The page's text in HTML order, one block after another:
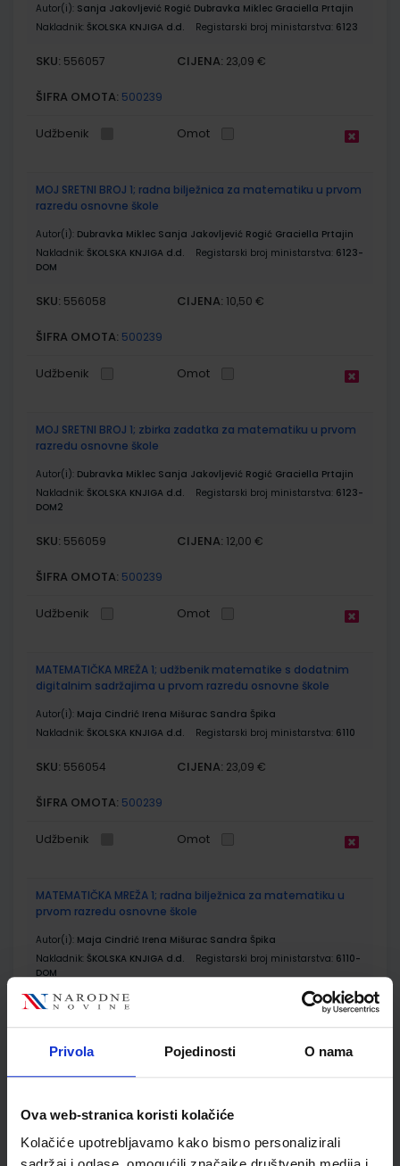
Privola Pojedinosti O nama
Ova web-stranica koristi kolačiće
Kolačiće upotrebljavamo kako bismo personalizirali
Autor(i): Sanja Jakovljević Rogić Dubravka Miklec Graciella Prtajin
Nakladnik: ŠKOLSKA KNJIGA d.d. Registarski broj ministarstva: 6123
SKU: 556057 CIJENA: 23,09 €
ŠIFRA OMOTA: 500239
Udžbenik Omot
MOJ SRETNI BROJ 1; radna bilježnica za matematiku u prvom
razredu osnovne škole
Autor(i): Dubravka Miklec Sanja Jakovljević Rogić Graciella Prtajin
Nakladnik: ŠKOLSKA KNJIGA d.d. Registarski broj ministarstva: 6123-
DOM
SKU: 556058 CIJENA: 10,50 €
ŠIFRA OMOTA: 500239
Udžbenik Omot
MOJ SRETNI BROJ 1; zbirka zadatka za matematiku u prvom
razredu osnovne škole
Autor(i): Dubravka Miklec Sanja Jakovljević Rogić Graciella Prtajin
Nakladnik: ŠKOLSKA KNJIGA d.d. Registarski broj ministarstva: 6123-
DOM2
SKU: 556059 CIJENA: 12,00 €
ŠIFRA OMOTA: 500239
Udžbenik Omot
MATEMATIČKA MREŽA 1; udžbenik matematike s dodatnim
digitalnim sadržajima u prvom razredu osnovne škole
Autor(i): Maja Cindrić Irena Mišurac Sandra Špika
Nakladnik: ŠKOLSKA KNJIGA d.d. Registarski broj ministarstva: 6110
SKU: 556054 CIJENA: 23,09 €
ŠIFRA OMOTA: 500239
Udžbenik Omot
MATEMATIČKA MREŽA 1; radna bilježnica za matematiku u
prvom razredu osnovne škole
Autor(i): Maja Cindrić Irena Mišurac Sandra Špika
Nakladnik: ŠKOLSKA KNJIGA d.d. Registarski broj ministarstva: 6110-
DOM
SKU: 556055
ŠIFRA OMOTA:
Udžbenik
MATEMATIČKA MREŽA 1; zbirka zadataka za matematiku u
prvom razredu osnovne škole